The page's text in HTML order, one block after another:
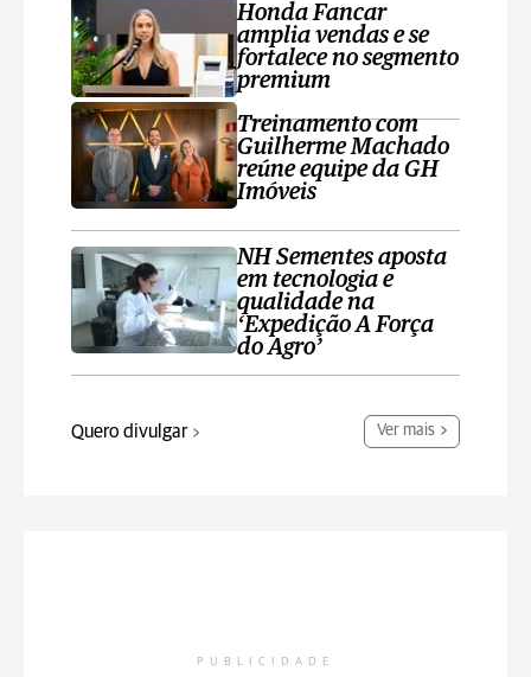
Honda Fancar
amplia vendas e se
fortalece no segmento
premium
Treinamento com
Guilherme Machado
reúne equipe da GH
Imóveis
NH Sementes aposta
em tecnologia e
qualidade na
‘Expedição A Força
do Agro’
Quero divulgar Ver mais
PUBLICIDADE